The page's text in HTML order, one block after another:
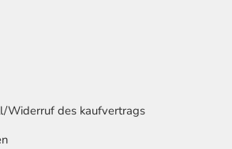
Widerruf des kaufvertrags